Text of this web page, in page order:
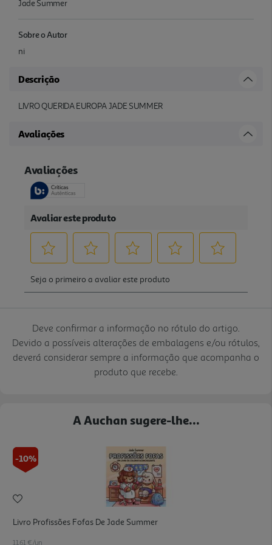
Jade Summer
Sobre o Autor
ni
Descrição
LIVRO QUERIDA EUROPA JADE SUMMER
Avaliações
Deve confirmar a informação no rótulo do artigo.
Devido a possíveis alterações de embalagens e/ou rótulos,
deverá considerar sempre a informação que acompanha o
produto que recebe.
A Auchan sugere-lhe...
-10%
Livro Profissões Fofas De Jade Summer
11.61 €/un